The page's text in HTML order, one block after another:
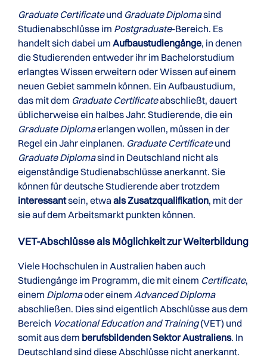
Graduate Certificateund Graduate Diplomasind
Studienabschlüsse im Postgraduate-Bereich. Es
handelt sich dabei um Aufbaustudiengänge, in denen
die Studierenden entweder ihr im Bachelorstudium
erlangtes Wissen erweitern oder Wissen auf einem
neuen Gebiet sammeln können. Ein Aufbaustudium,
das mit dem Graduate Certificateabschließt, dauert
üblicherweise ein halbes Jahr. Studierende, die ein
Graduate Diplomaerlangen wollen, müssen in der
Regel ein Jahr einplanen. Graduate Certificateund
Graduate Diplomasind in Deutschland nicht als
eigenständige Studienabschlüsse anerkannt. Sie
können für deutsche Studierende aber trotzdem
interessantsein, etwaals Zusatzqualifikation, mit der
sie auf dem Arbeitsmarkt punkten können.
VET-Abschlüsse als Möglichkeit zur Weiterbildung
Viele Hochschulen in Australien haben auch
Studiengänge im Programm, die mit einem Certificate,
einem Diplomaoder einem Advanced Diploma
abschließen. Dies sind eigentlich Abschlüsse aus dem
Bereich Vocational Education and Training(VET) und
somit aus dem berufsbildenden Sektor Australiens. In
Deutschland sind diese Abschlüsse nicht anerkannt.